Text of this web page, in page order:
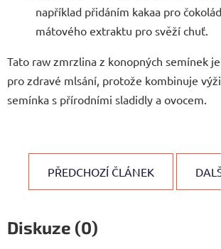
například přidáním kakaa pro
mátového extraktu pro svěží chuť.
Tato raw zmrzlina z konopných semínek
pro zdravé mlsání, protože kombinuje
semínka s přírodními sladidly a ovocem.
PŘEDCHOZÍ ČLÁNEK
Diskuze (0)